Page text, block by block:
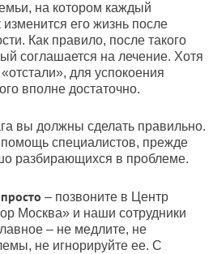
на котором каждый
изменится его жизнь после
Как правило, после такого
соглашается на лечение. Хотя
для успокоения
вполне достаточно.
вы должны сделать правильно.
специалистов, прежде
разбирающихся в проблеме.
– позвоните в Центр
Москва» и наши сотрудники
– не медлите, не
не игнорируйте ее. С